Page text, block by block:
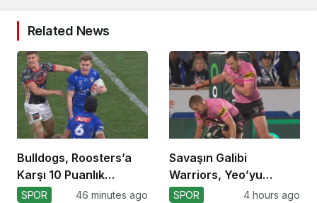
Related News
Bulldogs, Roosters’a
Karşı 10 Puanlık
Avantajı Yitirdi
SPOR 46 minutes ago
Savaşın Galibi
Warriors, Yeo’yu
Kaybetti!
SPOR 4 hours ago